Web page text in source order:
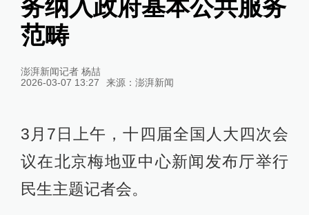
务纳入政府基本公共服务
范畴
澎湃新闻记者 杨喆
2026-03-07 13:27
来源： 澎湃新闻
3月7日上午，十四届全国人大四次会
议在北京梅地亚中心新闻发布厅举行
民生主题记者会。